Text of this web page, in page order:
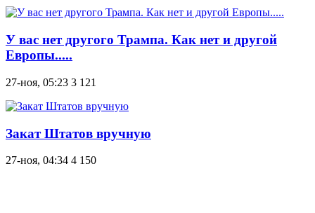
У вас нет другого Трампа. Как нет и другой
Европы.....
27-ноя, 05:23 3 121
Закат Штатов вручную
27-ноя, 04:34 4 150